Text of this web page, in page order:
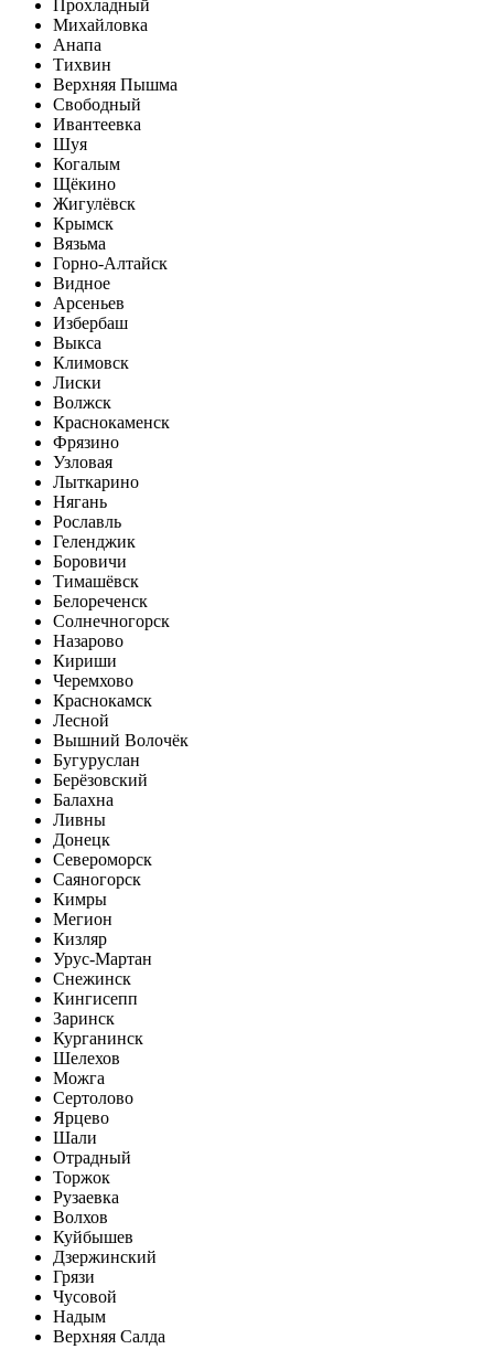
Прохладный
Михайловка
Анапа
Тихвин
Верхняя Пышма
Свободный
Ивантеевка
Шуя
Когалым
Щёкино
Жигулёвск
Крымск
Вязьма
Горно-Алтайск
Видное
Арсеньев
Избербаш
Выкса
Климовск
Лиски
Волжск
Краснокаменск
Фрязино
Узловая
Лыткарино
Нягань
Рославль
Геленджик
Боровичи
Тимашёвск
Белореченск
Солнечногорск
Назарово
Кириши
Черемхово
Краснокамск
Лесной
Вышний Волочёк
Бугуруслан
Берёзовский
Балахна
Ливны
Донецк
Североморск
Саяногорск
Кимры
Мегион
Кизляр
Урус-Мартан
Снежинск
Кингисепп
Заринск
Курганинск
Шелехов
Можга
Сертолово
Ярцево
Шали
Отрадный
Торжок
Рузаевка
Волхов
Куйбышев
Дзержинский
Грязи
Чусовой
Надым
Верхняя Салда